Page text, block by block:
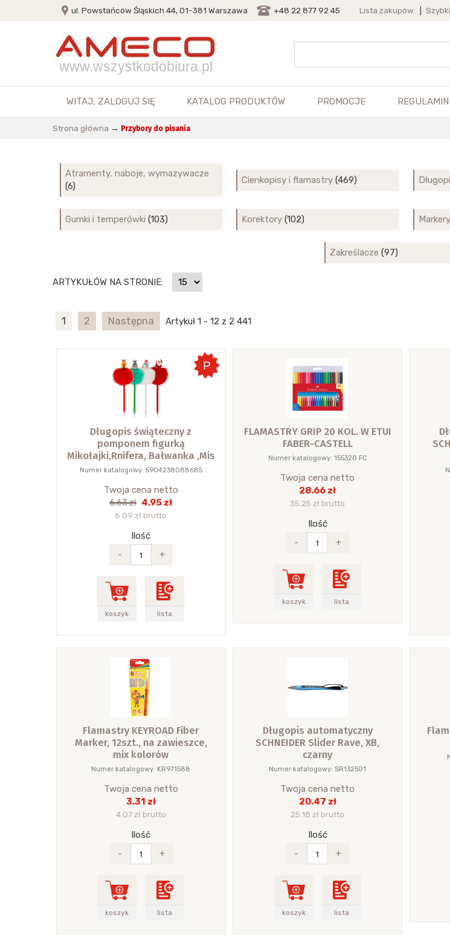
ul. Powstańców Śląskich 44, 01-381 Warszawa +48 22 877 92 45 Lista zakupów
www.wszystkodobiura.pl
WITAJ, ZALOGUJ SIĘ KATALOG PRODUKTÓW PROMOCJE REGULAMIN
Strona główna → Przybory do pisania
Atramenty, naboje, wymazywacze
(6)
Cienkopisy i flamastry (469)
Gumki i temperówki (103) Korektory (102) Markery
Zakreślacze (97)
ARTYKUŁÓW NA STRONIE:
1 2 Następna Artykuł 1 - 12 z 2 441
Długopis świąteczny z
pomponem figurką
Mikołajki,Rnifera, Bałwanka ,Mis
Numer katalogowy: 5904238088685
Twoja cena netto
6.63 zł 4.95 zł
6.09 zł brutto
Ilość
-
+
koszyk lista
FLAMASTRY GRIP 20 KOL. W ETUI
FABER-CASTELL
Numer katalogowy: 155320 FC
Twoja cena netto
28.66 zł
35.25 zł brutto
Ilość
-
+
koszyk lista
Flamastry KEYROAD Fiber
Marker, 12szt., na zawieszce,
mix kolorów
Numer katalogowy: KR971588
Twoja cena netto
3.31 zł
4.07 zł brutto
Ilość
-
+
koszyk lista
Długopis automatyczny
SCHNEIDER Slider Rave, XB,
czarny
Numer katalogowy: SR132501
Twoja cena netto
20.47 zł
25.18 zł brutto
Ilość
-
+
koszyk lista